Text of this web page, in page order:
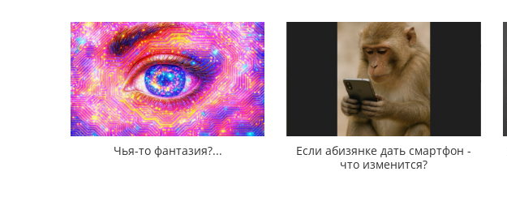
Чья-то фантазия?...
Если абизянке дать смартфон -
что изменится?